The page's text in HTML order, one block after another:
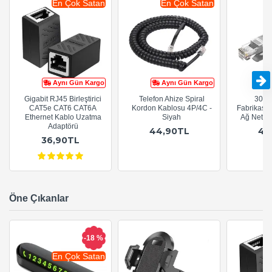
Aynı Gün Kargo
En Çok Satan
Gigabit RJ45 Birleştirici
CAT5e CAT6 CAT6A
Ethernet Kablo Uzatma
Adaptörü
36,90TL
Aynı Gün Kargo
En Çok Satan
Telefon Ahize Spiral
Kordon Kablosu 4P/4C -
Siyah
44,90TL
Ağ
Öne Çıkanlar
En Çok Satan
-18 %